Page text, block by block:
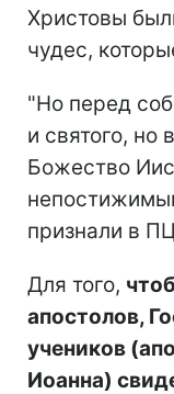
Христовы
чудес,
"Но перед
и святого, но
Божество
признали в
Для того,
апостолов,
учеников
Иоанна)